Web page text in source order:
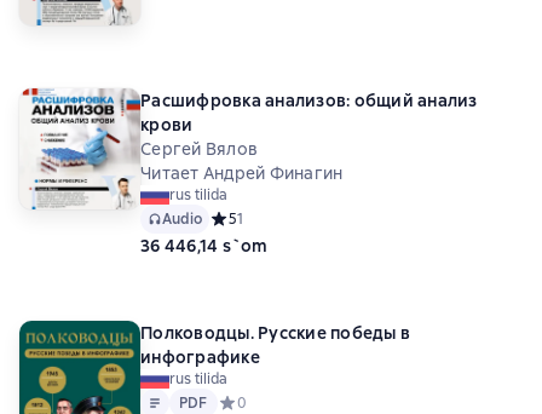
Расшифровка анализов: общий анализ
крови
Сергей Вялов
Читает Андрей Финагин
rus tilida
Audio Средний рейтинг 5 на основе 1 оценок
51
36 446,14 s`om
Полководцы. Русские победы в
инфографике
rus tilida
Matn
PDF
PDF Средний рейтинг 0 на основе 0 оценок
0